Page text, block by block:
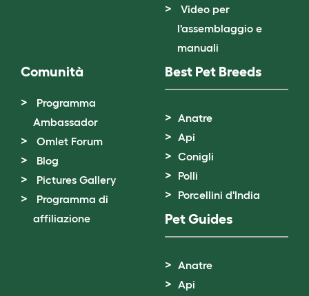
Video per
l'assemblaggio e
manuali
Comunità
Programma
Ambassador
Omlet Forum
Blog
Pictures Gallery
Programma di
affiliazione
Best Pet Breeds
Anatre
Api
Conigli
Polli
Porcellini d'India
Pet Guides
Anatre
Api